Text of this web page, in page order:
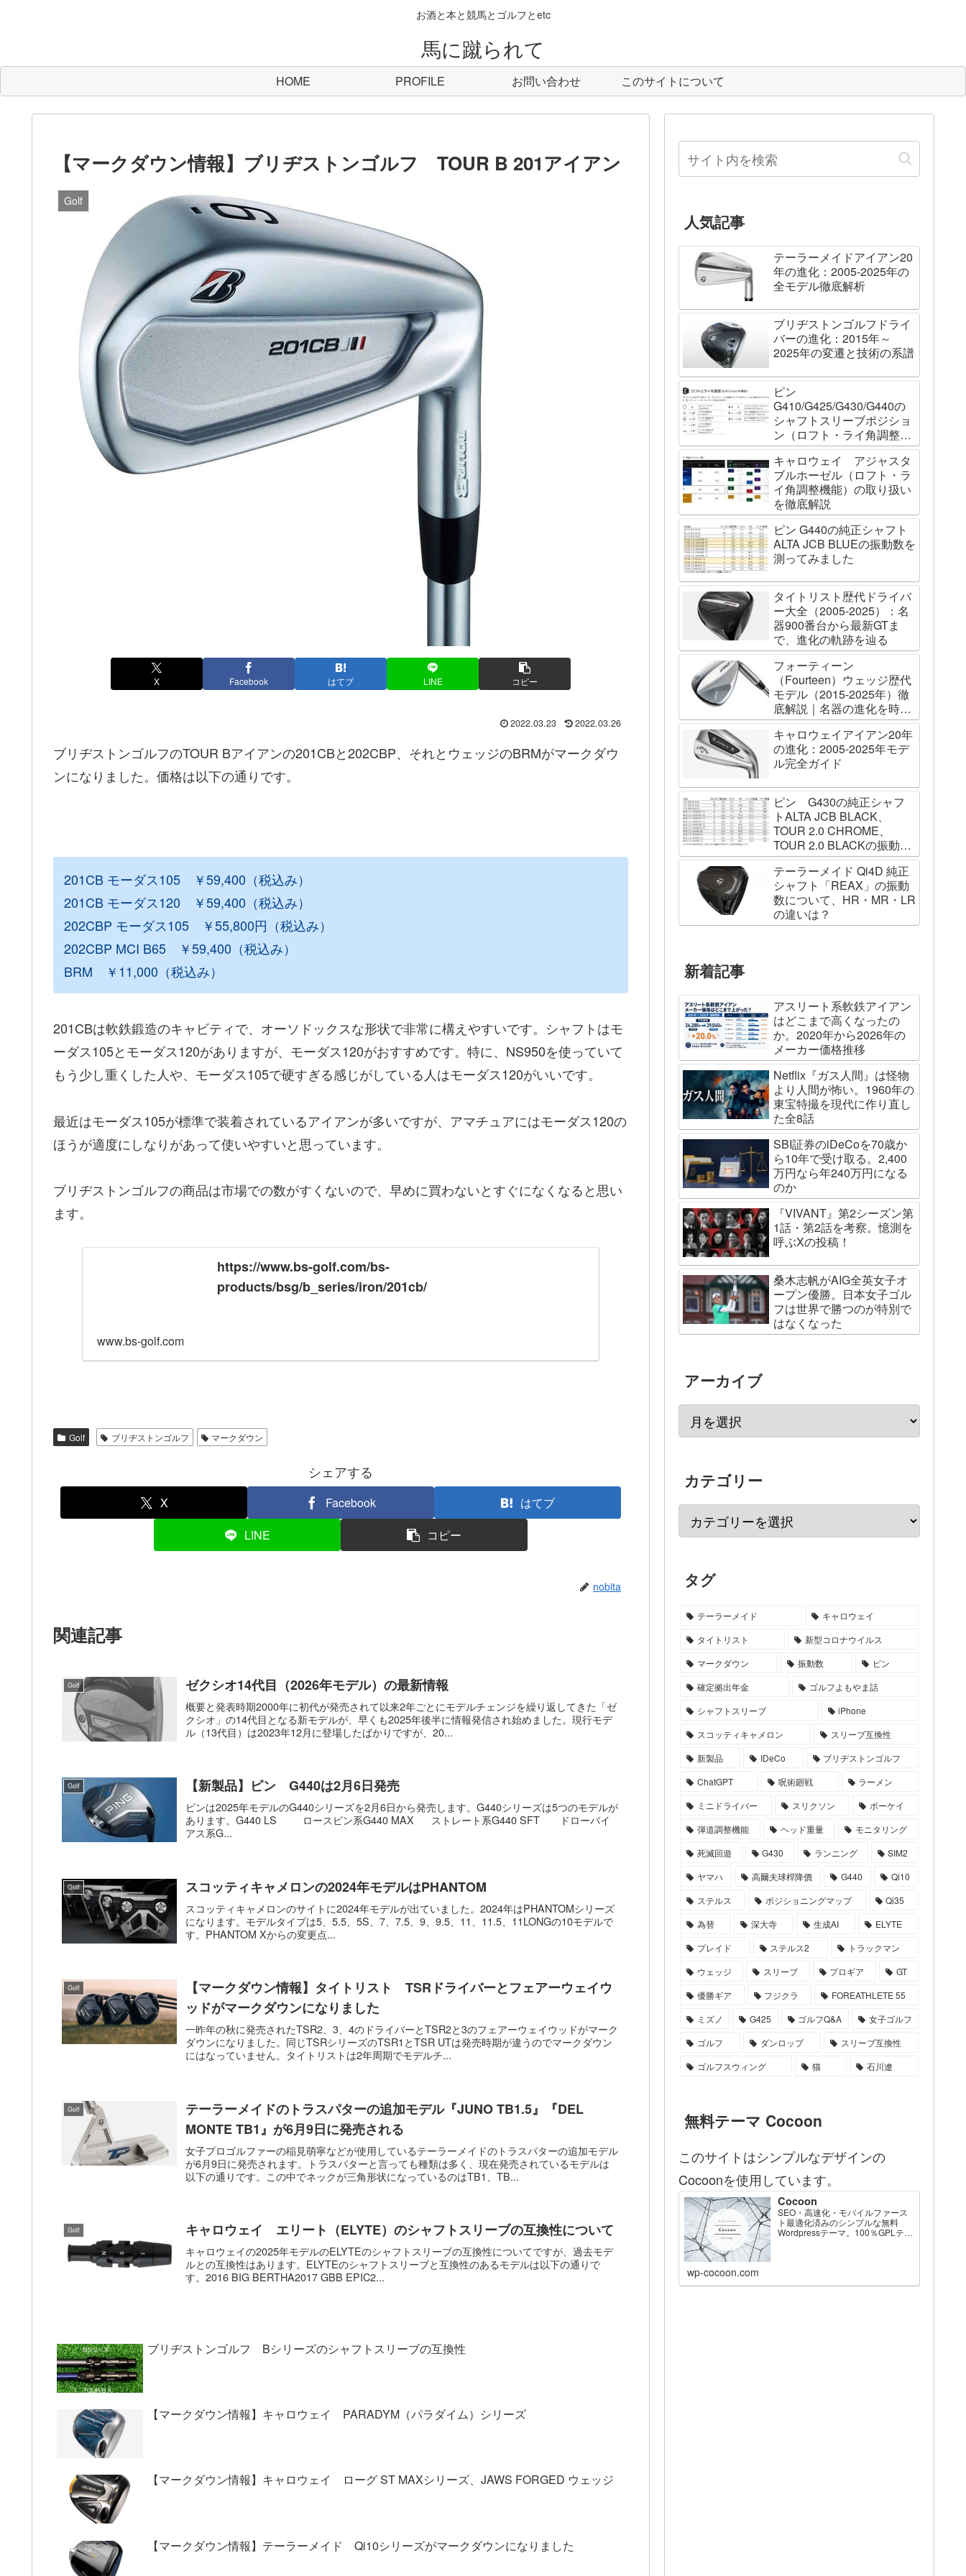
お酒と本と競馬とゴルフとetc
馬に蹴られて
HOME PROFILE お問い合わせ このサイトについて
【マークダウン情報】ブリヂストンゴルフ TOUR B 201アイアン
Golf
X Facebook はてブ LINE コピー
2022.03.23 2022.03.26
ブリヂストンゴルフのTOUR Bアイアンの201CBと202CBP、それとウェッジのBRMがマークダウ
ンになりました。価格は以下の通りです。
201CB モーダス105 ￥59,400（税込み）
201CB モーダス120 ￥59,400（税込み）
202CBP モーダス105 ￥55,800円（税込み）
202CBP MCI B65 ￥59,400（税込み）
BRM ￥11,000（税込み）
201CBは軟鉄鍛造のキャビティで、オーソドックスな形状で非常に構えやすいです。シャフトはモ
ーダス105とモーダス120がありますが、モーダス120がおすすめです。特に、NS950を使っていて
もう少し重くした人や、モーダス105で硬すぎる感じがしている人はモーダス120がいいです。
最近はモーダス105が標準で装着されているアイアンが多いですが、アマチュアにはモーダス120の
ほうが適度にしなりがあって使いやすいと思っています。
ブリヂストンゴルフの商品は市場での数がすくないので、早めに買わないとすぐになくなると思い
ます。
https://www.bs-golf.com/bs-
products/bsg/b_series/iron/201cb/
www.bs-golf.com
Golf ブリヂストンゴルフ マークダウン
シェアする
X Facebook
はてブ
LINE
コピー
nobita
関連記事
Golf ゼクシオ14代目（2026年モデル）の最新情報
概要と発表時期2000年に初代が発売されて以来2年ごとにモデルチェンジを繰り返してきた「ゼ
クシオ」の14代目となる新モデルが、早くも2025年後半に情報発信され始めました。現行モデ
ル（13代目）は2023年12月に登場したばかりですが、20...
Golf 【新製品】ピン G440は2月6日発売
ピンは2025年モデルのG440シリーズを2月6日から発売します。G440シリーズは5つのモデルが
あります。G440 LS ロースピン系G440 MAX ストレート系G440 SFT ドローバイ
アス系G...
Golf スコッティキャメロンの2024年モデルはPHANTOM
スコッティキャメロンのサイトに2024年モデルが出ていました。2024年はPHANTOMシリーズ
になります。モデルタイプは5、5.5、5S、7、7.5、9、9.5、11、11.5、11LONGの10モデルで
す。PHANTOM Xからの変更点...
Golf
【マークダウン情報】タイトリスト TSRドライバーとフェアーウェイウ
ッドがマークダウンになりました
一昨年の秋に発売されたTSR2、3、4のドライバーとTSR2と3のフェアーウェイウッドがマーク
ダウンになりました。同じTSRシリーズのTSR1とTSR UTは発売時期が違うのでマークダウン
にはなっていません。タイトリストは2年周期でモデルチ...
Golf
テーラーメイドのトラスパターの追加モデル『JUNO TB1.5』『DEL
MONTE TB1』が6月9日に発売される
女子プロゴルファーの稲見萌寧などが使用しているテーラーメイドのトラスパターの追加モデル
が6月9日に発売されます。トラスパターと言っても種類は多く、現在発売されているモデルは
以下の通りです。この中でネックが三角形状になっているのはTB1、TB...
Golf キャロウェイ エリート（ELYTE）のシャフトスリーブの互換性について
キャロウェイの2025年モデルのELYTEのシャフトスリーブの互換性についてですが、過去モデ
ルとの互換性はあります。ELYTEのシャフトスリーブと互換性のあるモデルは以下の通りで
す。2016 BIG BERTHA2017 GBB EPIC2...
ブリヂストンゴルフ Bシリーズのシャフトスリーブの互換性
【マークダウン情報】キャロウェイ PARADYM（パラダイム）シリーズ
【マークダウン情報】キャロウェイ ローグ ST MAXシリーズ、JAWS FORGED ウェッジ
【マークダウン情報】テーラーメイド Qi10シリーズがマークダウンになりました
人気記事
テーラーメイドアイアン20
年の進化：2005-2025年の
全モデル徹底解析
ブリヂストンゴルフドライ
バーの進化：2015年～
2025年の変遷と技術の系譜
ピン
G410/G425/G430/G440の
シャフトスリーブポジショ
ン（ロフト・ライ角調整機
能）について
キャロウェイ アジャスタ
ブルホーゼル（ロフト・ラ
イ角調整機能）の取り扱い
を徹底解説
ピン G440の純正シャフト
ALTA JCB BLUEの振動数を
測ってみました
タイトリスト歴代ドライバ
ー大全（2005-2025）：名
器900番台から最新GTま
で、進化の軌跡を辿る
フォーティーン
（Fourteen）ウェッジ歴代
モデル（2015-2025年）徹
底解説｜名器の進化を時系
列で辿る
キャロウェイアイアン20年
の進化：2005-2025年モデ
ル完全ガイド
ピン G430の純正シャフ
トALTA JCB BLACK、
TOUR 2.0 CHROME、
TOUR 2.0 BLACKの振動数
を測ってみました
テーラーメイド Qi4D 純正
シャフト「REAX」の振動
数について、HR・MR・LR
の違いは？
新着記事
アスリート系軟鉄アイアン
はどこまで高くなったの
か。2020年から2026年の
メーカー価格推移
Netflix『ガス人間』は怪物
より人間が怖い。1960年の
東宝特撮を現代に作り直し
た全8話
SBI証券のiDeCoを70歳か
ら10年で受け取る。2,400
万円なら年240万円になる
のか
『VIVANT』第2シーズン第
1話・第2話を考察。憶測を
呼ぶXの投稿！
桑木志帆がAIG全英女子オ
ープン優勝。日本女子ゴル
フは世界で勝つのが特別で
はなくなった
アーカイブ
カテゴリー
タグ
テーラーメイド
キャロウェイ
タイトリスト
新型コロナウイルス
マークダウン
振動数
ピン
確定拠出年金
ゴルフよもやま話
シャフトスリーブ
iPhone
スコッティキャメロン
スリーブ互換性
新製品
IDeCo
ブリヂストンゴルフ
ChatGPT
呪術廻戦
ラーメン
ミニドライバー
スリクソン
ボーケイ
弾道調整機能
ヘッド重量
モニタリング
死滅回遊
G430 ランニング
SIM2
ヤマハ
高爾夫球桿降價 G440
Qi10
ステルス
ポジショニングマップ
Qi35
為替
深大寺 生成AI
ELYTE
プレイド
ステルス2
トラックマン
ウェッジ
スリーブ プロギア
GT
優勝ギア
フジクラ
FOREATHLETE 55
ミズノ
G425 ゴルフQ&A
女子ゴルフ
ゴルフ
ダンロップ
スリーブ互換性
ゴルフスウィング
猫 石川遼
無料テーマ Cocoon
このサイトはシンプルなデザインの
Cocoonを使用しています。
Cocoon
SEO・高速化・モバイルファース
ト最適化済みのシンプルな無料
Wordpressテーマ。100％GPLテー
wp-cocoon.com